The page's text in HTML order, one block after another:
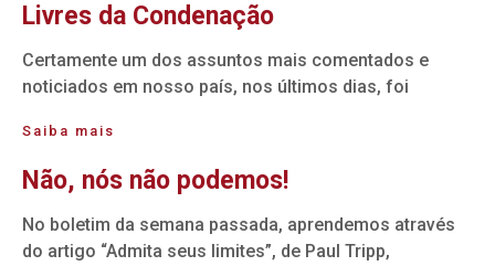
Livres da Condenação
Certamente um dos assuntos mais comentados e
noticiados em nosso país, nos últimos dias, foi
Saiba mais
Não, nós não podemos!
No boletim da semana passada, aprendemos através
do artigo “Admita seus limites”, de Paul Tripp,